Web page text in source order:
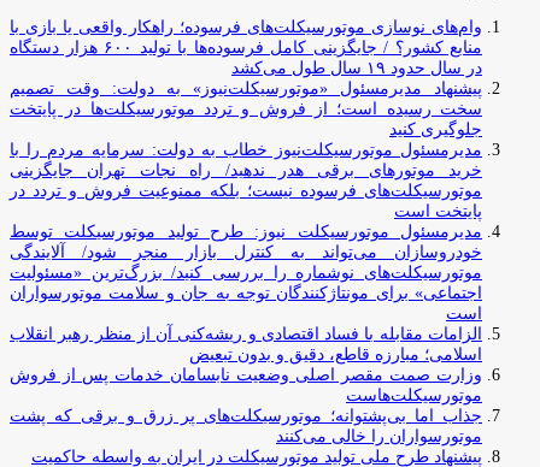
وام‌های نوسازی موتورسیکلت‌های فرسوده؛ راهکار واقعی یا بازی با
منابع کشور؟ / جایگزینی کامل فرسوده‌ها با تولید ۶۰۰ هزار دستگاه
در سال حدود ۱۹ سال طول می‌کشد
پیشنهاد مدیرمسئول «موتورسیکلت‌نیوز» به دولت: وقت تصمیم
سخت رسیده است؛ از فروش و تردد موتورسیکلت‌ها در پایتخت
جلوگیری کنید
مدیرمسئول موتورسیکلت‌نیوز خطاب به دولت: سرمایه مردم را با
خرید موتورهای برقی هدر ندهید/ راه نجات تهران جایگزینی
موتورسیکلت‌های فرسوده نیست؛ بلکه ممنوعیت فروش و تردد در
پایتخت است
مدیرمسئول موتورسیکلت نیوز: طرح تولید موتورسیکلت توسط
خودروسازان می‌تواند به کنترل بازار منجر شود/ آلایندگی
موتورسیکلت‌های نوشماره را بررسی کنید/ بزرگ‌ترین «مسئولیت
اجتماعی» برای مونتاژکنندگان توجه به جان و سلامت موتورسواران
است
الزامات مقابله با فساد اقتصادی و ریشه‌کنی آن از منظر رهبر انقلاب
اسلامی؛ مبارزه قاطع، دقیق و بدون تبعیض
وزارت صمت مقصر اصلی وضعیت نابسامان خدمات پس از فروش
موتورسیکلت‌هاست
جذاب اما بی‌پشتوانه؛ موتورسیکلت‌های پر زرق‌ و برقی که پشت
موتورسواران را خالی می‌کنند
پیشنهاد طرح ملی تولید موتورسیکلت در ایران به واسطه حاکمیت